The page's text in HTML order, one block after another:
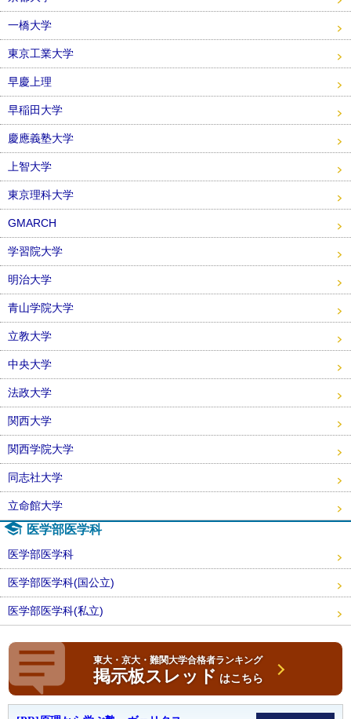
一橋大学
東京工業大学
早慶上理
早稲田大学
慶應義塾大学
上智大学
東京理科大学
GMARCH
学習院大学
明治大学
青山学院大学
立教大学
中央大学
法政大学
関西大学
関西学院大学
同志社大学
立命館大学
医学部医学科
医学部医学科
医学部医学科(国公立)
医学部医学科(私立)
東大・京大・難関大学合格者ランキング
掲示板スレッド はこちら